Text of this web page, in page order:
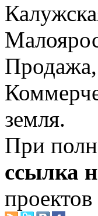
Продажа,
земля.
При
ссылка